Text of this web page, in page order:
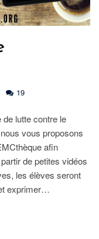
19
de lutte contre le
vous proposons
afin
de petites vidéos
les élèves seront
exprimer…